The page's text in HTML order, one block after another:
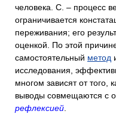
человека. С. – процесс
ограничивается
переживания; его
оценкой. По этой
самостоятельный метод
исследования,
многом зависят от того,
выводы совмещаются с
рефлексией